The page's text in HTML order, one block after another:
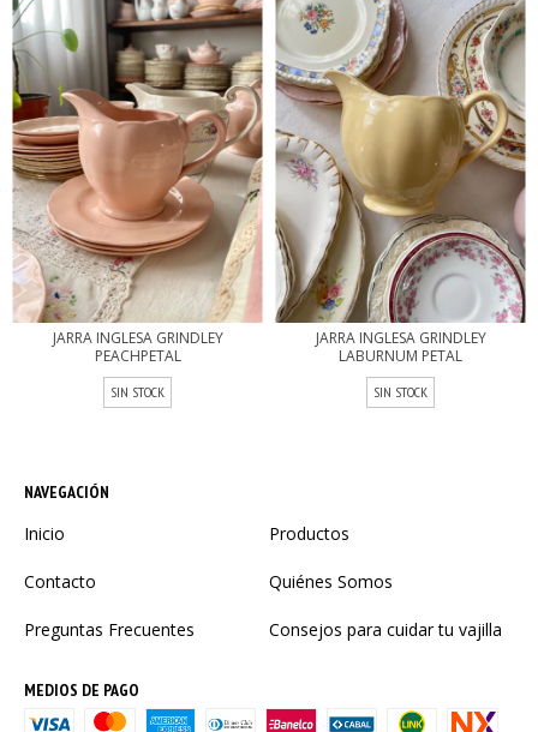
JARRA INGLESA GRINDLEY
PEACHPETAL
SIN STOCK
JARRA INGLESA GRINDLEY
LABURNUM PETAL
SIN STOCK
NAVEGACIÓN
Inicio Productos
Contacto Quiénes Somos
Preguntas Frecuentes Consejos para cuidar tu vajilla
MEDIOS DE PAGO